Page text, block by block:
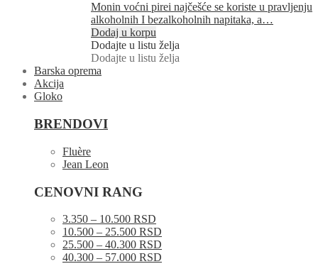
Monin voćni pirei najčešće se koriste u pravljenju
alkoholnih I bezalkoholnih napitaka, a…
Dodaj u korpu
Dodajte u listu želja
Dodajte u listu želja
Barska oprema
Akcija
Gloko
BRENDOVI
Fluère
Jean Leon
CENOVNI RANG
3.350 – 10.500 RSD
10.500 – 25.500 RSD
25.500 – 40.300 RSD
40.300 – 57.000 RSD